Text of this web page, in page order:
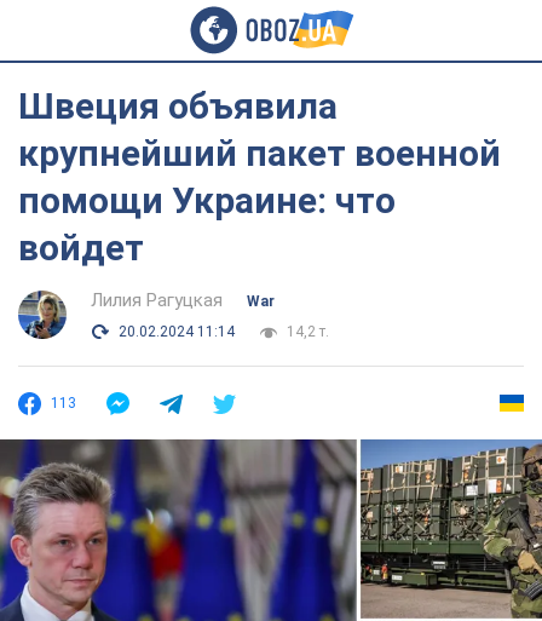
Швеция объявила
крупнейший пакет военной
помощи Украине: что
войдет
Лилия Рагуцкая
War
20.02.2024 11:14
14,2 т.
113